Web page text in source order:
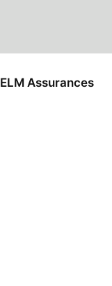
ELM Assurances